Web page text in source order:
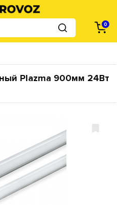
0
Plazma 900мм 24Вт